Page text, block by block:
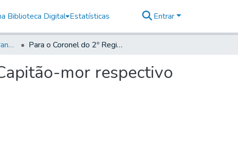
Biblioteca Digital Estatísticas Entrar
Volume 90 - Ofícios e Bandos do Capitão General, Conde de Palma, aos funcionários da Capitania (1814- 1817) Para o Coronel do 2º Regimento de Infantaria, e Capitão-mor respectivo das Ordenanças
mor respectivo